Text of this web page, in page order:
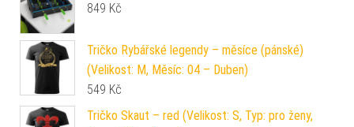
849 Kč
Tričko Rybářské legendy – měsíce (pánské)
(Velikost: M, Měsíc: 04 – Duben)
549 Kč
Tričko Skaut – red (Velikost: S, Typ: pro ženy,